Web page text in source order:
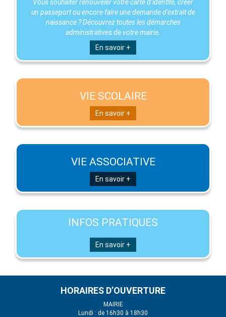
Vous souhaiter renouveler votre carte d’identité, créer
un passeport ou encore faire une demande d'extrait de
naissance ? Découvrez toutes les démarches
administratives de votre mairie.
En savoir +
VIE SCOLAIRE
En savoir +
VIE ASSOCIATIVE
En savoir +
INFOS PRATIQUES
En savoir +
HORAIRES D’OUVERTURE
MAIRIE
Lundi : de 16h30 à 18h30